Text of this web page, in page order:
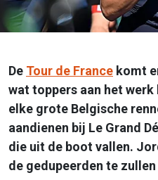
De Tour de France komt
wat toppers aan het
elke grote Belgische
aandienen bij Le Grand
die uit de boot vallen.
de gedupeerden te